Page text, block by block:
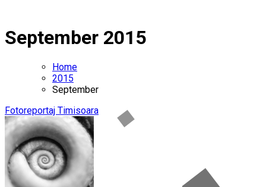
September 2015
Home
2015
September
Fotoreportaj Timisoara